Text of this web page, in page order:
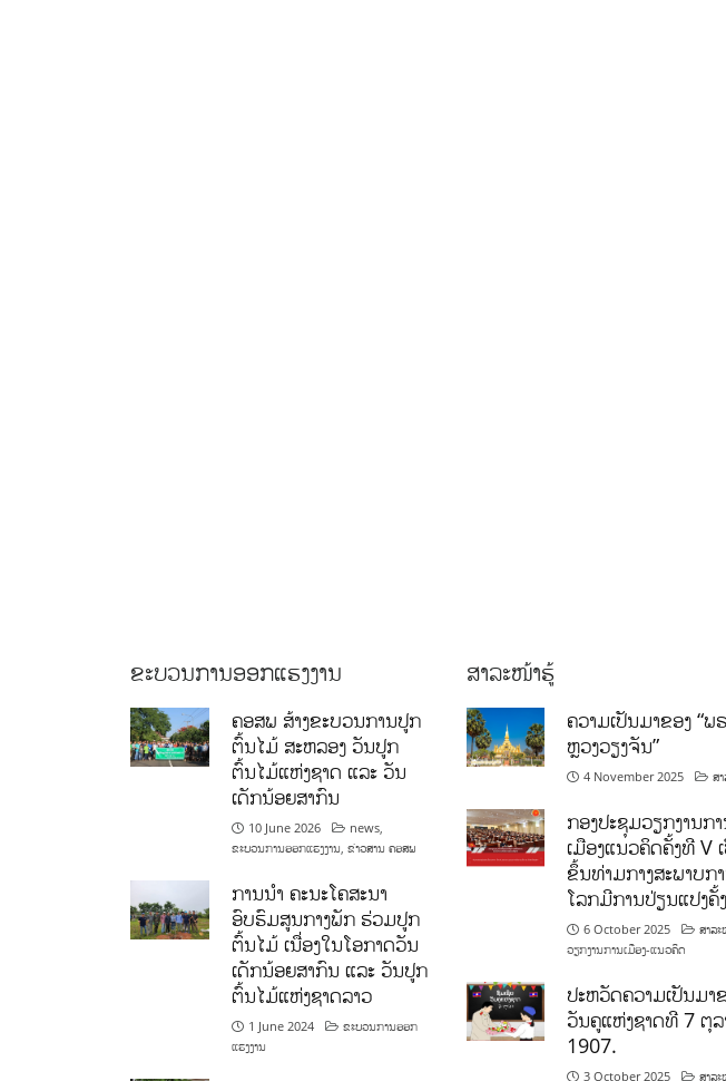
ຂະບວນການອອກແຮງງານ
ຄອສພ ສ້າງຂະບວນການປູກ
ຕົ້ນໄມ້ ສະຫລອງ ວັນປູກ
ຕົ້ນໄມ້ແຫ່ງຊາດ ແລະ ວັນ
ເດັກນ້ອຍສາກົນ
10 June 2026 news,
ຂະບວນການອອກແຮງງານ, ຂ່າວສານ ຄອສພ
ການນໍາ ຄະນະໂຄສະນາ
ອົບຮົມສູນກາງພັກ ຮ່ວມປູກ
ຕົ້ນໄມ້ ເນື່ອງໃນໂອກາດວັນ
ເດັກນ້ອຍສາກົນ ແລະ ວັນປູກ
ຕົ້ນໄມ້ແຫ່ງຊາດລາວ
1 June 2024
ຂະບວນການອອກ
ແຮງງານ
ສາລະໜ້າຮູ້
ຄວາມເປັນມາຂອງ “ພ
ຫຼວງວຽງຈັນ”
4 November 2025 ສ
ກອງປະຊຸມວຽກງານກ
ເມືອງແນວຄິດຄັ້ງທີ V
ຂຶ້ນທ່າມກາງສະພາບກ
ໂລກມີການປ່ຽນແປງຄັ້
6 October 2025 ສາລ
ວຽກງານການເມືອງ-ແນວຄິດ
ປະຫວັດຄວາມເປັນມາ
ວັນຄູແຫ່ງຊາດທີ 7 ຕຸລ
1907.
3 October 2025 ສາລ